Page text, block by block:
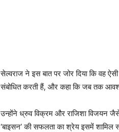
सेल्वराज ने इस बात पर जोर दिया कि वह
संबोधित करती हैं, और कहा कि जब तक
उन्होंने ध्रुव विक्रम और राजिशा विजयन
‘बाइसन’ की सफलता का श्रेय इसमें शामिल